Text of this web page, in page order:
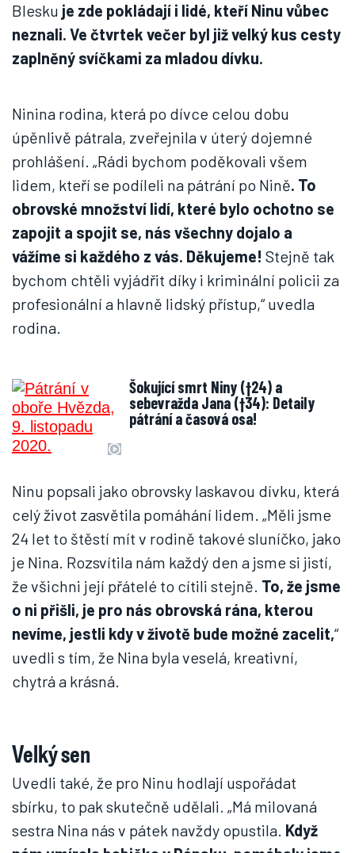
Blesku je zde pokládají i lidé, kteří Ninu vůbec
neznali. Ve čtvrtek večer byl již velký kus cesty
zaplněný svíčkami za mladou dívku.
Ninina rodina, která po dívce celou dobu
úpěnlivě pátrala, zveřejnila v úterý dojemné
prohlášení. „Rádi bychom poděkovali všem
lidem, kteří se podíleli na pátrání po Nině. To
obrovské množství lidí, které bylo ochotno se
zapojit a spojit se, nás všechny dojalo a
vážíme si každého z vás. Děkujeme! Stejně tak
bychom chtěli vyjádřit díky i kriminální policii za
profesionální a hlavně lidský přístup,“ uvedla
rodina.
Šokující smrt Niny (†24) a
sebevražda Jana (†34): Detaily
pátrání a časová osa!
Ninu popsali jako obrovsky laskavou dívku, která
celý život zasvětila pomáhání lidem. „Měli jsme
24 let to štěstí mít v rodině takové sluníčko, jako
je Nina. Rozsvítila nám každý den a jsme si jistí,
že všichni její přátelé to cítili stejně. To, že jsme
o ni přišli, je pro nás obrovská rána, kterou
nevíme, jestli kdy v životě bude možné zacelit,“
uvedli s tím, že Nina byla veselá, kreativní,
chytrá a krásná.
Velký sen
Uvedli také, že pro Ninu hodlají uspořádat
sbírku, to pak skutečně udělali. „Má milovaná
sestra Nina nás v pátek navždy opustila. Když